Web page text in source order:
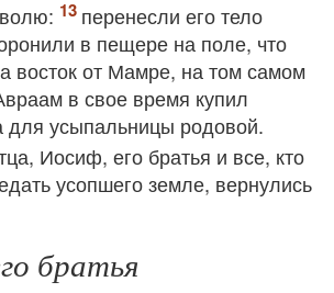
перенесли его тело
в пещере на поле, что
восток от Мамре, на том самом
в свое время купил
для усыпальницы родовой.
Иосиф, его братья и все, кто
усопшего земле, вернулись
братья